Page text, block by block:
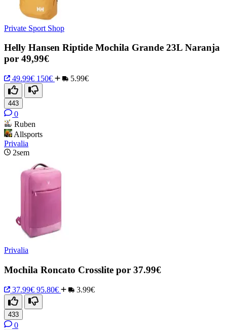
Private Sport Shop
Helly Hansen Riptide Mochila Grande 23L Naranja
por 49,99€
49.99€ 150€ 5.99€
443
0
Ruben
Allsports
Privalia
2sem
Privalia
Mochila Roncato Crosslite por 37.99€
37.99€ 95.80€ 3.99€
433
0